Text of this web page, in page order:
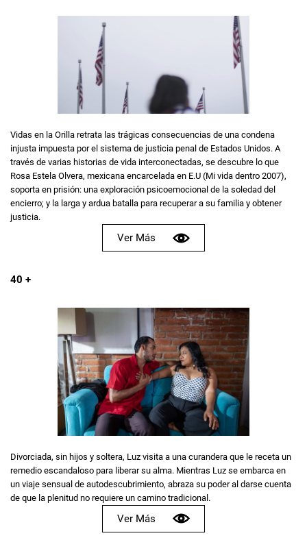
Vidas en la Orilla retrata las trágicas consecuencias de una condena
injusta impuesta por el sistema de justicia penal de Estados Unidos. A
través de varias historias de vida interconectadas, se descubre lo que
Rosa Estela Olvera, mexicana encarcelada en E.U (Mi vida dentro 2007),
soporta en prisión: una exploración psicoemocional de la soledad del
encierro; y la larga y ardua batalla para recuperar a su familia y obtener
justicia.
Ver Más
40 +
Divorciada, sin hijos y soltera, Luz visita a una curandera que le receta un
remedio escandaloso para liberar su alma. Mientras Luz se embarca en
un viaje sensual de autodescubrimiento, abraza su poder al darse cuenta
de que la plenitud no requiere un camino tradicional.
Ver Más